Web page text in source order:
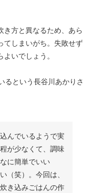
き方と異なるため、あら
てしまいがち。失敗せず
いでしょう。
るという長谷川あかりさ
んでいるようで実
が少なくて、調味
に簡単でいい
（笑）。今回は、
き込みごはんの作